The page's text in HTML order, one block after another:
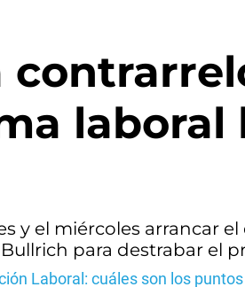
laboral
y el miércoles arrancar el
para destrabar el
Laboral: cuáles son los